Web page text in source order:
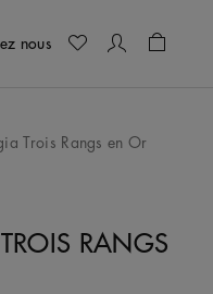
nous
Trois Rangs en Or
RANGS